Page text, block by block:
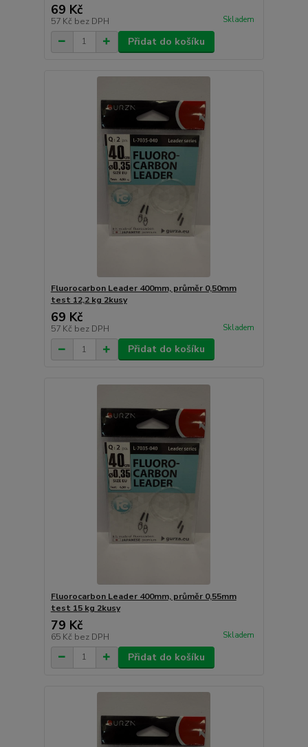
69 Kč
57 Kč bez DPH Skladem
Přidat do košíku
Fluorocarbon Leader 400mm, průměr 0,50mm
test 12,2 kg 2kusy
69 Kč
57 Kč bez DPH Skladem
Přidat do košíku
Fluorocarbon Leader 400mm, průměr 0,55mm
test 15 kg 2kusy
79 Kč
65 Kč bez DPH Skladem
Přidat do košíku